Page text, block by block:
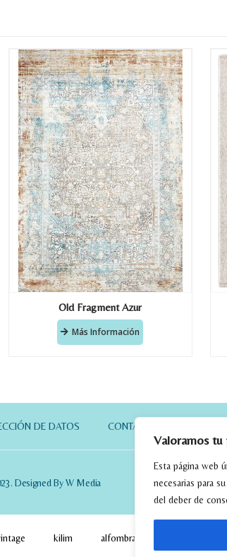
Valoramos tu
Esta página web
necesarias para
del deber de
Old Fragment Azur
Más Información
DE DATOS CONTACTO
Designed By W Media
kilim alfombras patchwork